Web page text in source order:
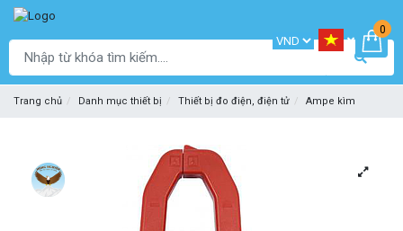
0
Trang chủ Danh mục thiết bị Thiết bị đo điện, điện tử Ampe kìm